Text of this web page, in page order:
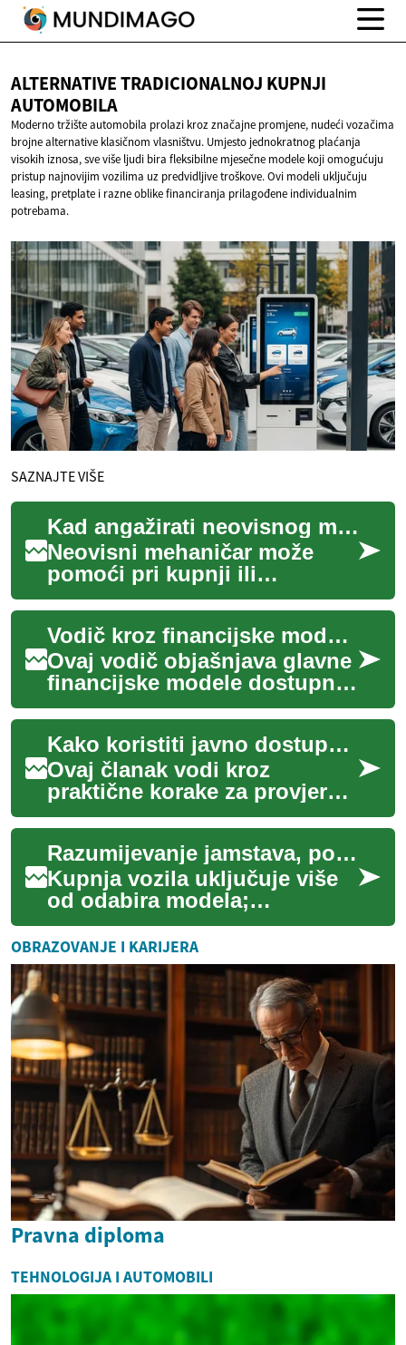
ALTERNATIVE TRADICIONALNOJ KUPNJI
AUTOMOBILA
Moderno tržište automobila prolazi kroz značajne promjene, nudeći vozačima
brojne alternative klasičnom vlasništvu. Umjesto jednokratnog plaćanja
visokih iznosa, sve više ljudi bira fleksibilne mjesečne modele koji omogućuju
pristup najnovijim vozilima uz predvidljive troškove. Ovi modeli uključuju
leasing, pretplate i razne oblike financiranja prilagođene individualnim
potrebama.
SAZNAJTE VIŠE
Kad angažirati neovisnog mehaničara i što od njega tražiti
Neovisni mehaničar može
pomoći pri kupnji ili
održavanju rabljenog
automobila tako što provodi
detaljan pregled, iden...
Vodič kroz financijske modele pri kupnji vozila
Ovaj vodič objašnjava glavne
financijske modele dostupne
pri kupnji vozila, uključujući
kredite, leasing, te opcije z...
Kako koristiti javno dostupne baze za provjeru povijesti vozila
Ovaj članak vodi kroz
praktične korake za provjeru
povijesti rabljenih vozila
pomoću javno dostupnih
baza i komercija...
Razumijevanje jamstava, povrata i pravnih prava kupaca
Kupnja vozila uključuje više
od odabira modela;
razumijevanje jamstava,
pravnih prava i postupaka
povrata ključno je ...
OBRAZOVANJE I KARIJERA
Pravna diploma
TEHNOLOGIJA I AUTOMOBILI